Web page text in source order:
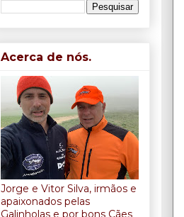
Acerca de nós.
Jorge e Vitor Silva, irmãos e
apaixonados pelas
Galinholas e por bons Cães